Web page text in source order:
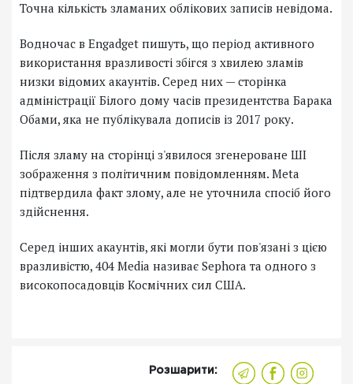
Точна кількість зламаних облікових записів невідома.
Водночас в Engadget пишуть, що період активного
використання вразливості збігся з хвилею зламів
низки відомих акаунтів. Серед них — сторінка
адміністрації Білого дому часів президентства Барака
Обами, яка не публікувала дописів із 2017 року.
Після зламу на сторінці з'явилося згенероване ШІ
зображення з політичним повідомленням. Meta
підтвердила факт злому, але не уточнила спосіб його
здійснення.
Серед інших акаунтів, які могли бути пов'язані з цією
вразливістю, 404 Media називає Sephora та одного з
високопосадовців Космічних сил США.
Розшарити: